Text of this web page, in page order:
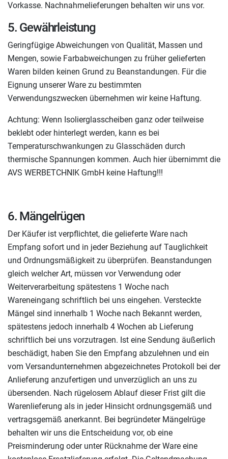
Vorkasse. Nachnahmelieferungen behalten wir uns vor.
5. Gewährleistung
Geringfügige Abweichungen von Qualität, Massen und
Mengen, sowie Farbabweichungen zu früher gelieferten
Waren bilden keinen Grund zu Beanstandungen. Für die
Eignung unserer Ware zu bestimmten
Verwendungszwecken übernehmen wir keine Haftung.
Achtung: Wenn Isolierglasscheiben ganz oder teilweise
beklebt oder hinterlegt werden, kann es bei
Temperaturschwankungen zu Glasschäden durch
thermische Spannungen kommen. Auch hier übernimmt die
AVS WERBETCHNIK GmbH keine Haftung!!!
6. Mängelrügen
Der Käufer ist verpflichtet, die gelieferte Ware nach
Empfang sofort und in jeder Beziehung auf Tauglichkeit
und Ordnungsmäßigkeit zu überprüfen. Beanstandungen
gleich welcher Art, müssen vor Verwendung oder
Weiterverarbeitung spätestens 1 Woche nach
Wareneingang schriftlich bei uns eingehen. Versteckte
Mängel sind innerhalb 1 Woche nach Bekannt werden,
spätestens jedoch innerhalb 4 Wochen ab Lieferung
schriftlich bei uns vorzutragen. Ist eine Sendung äußerlich
beschädigt, haben Sie den Empfang abzulehnen und ein
vom Versandunternehmen abgezeichnetes Protokoll bei der
Anlieferung anzufertigen und unverzüglich an uns zu
übersenden. Nach rügelosem Ablauf dieser Frist gilt die
Warenlieferung als in jeder Hinsicht ordnungsgemäß und
vertragsgemäß anerkannt. Bei begründeter Mängelrüge
behalten wir uns die Entscheidung vor, ob eine
Preisminderung oder unter Rücknahme der Ware eine